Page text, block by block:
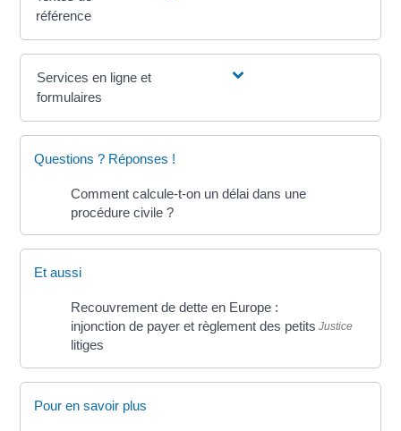
référence
Services en ligne et
formulaires
Questions ? Réponses !
Comment calcule-t-on un délai dans une
procédure civile ?
Et aussi
Recouvrement de dette en Europe :
injonction de payer et règlement des petits
litiges
Justice
Pour en savoir plus